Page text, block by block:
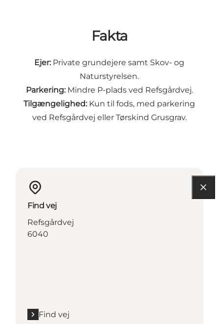
Fakta
Ejer: Private grundejere samt Skov- og
Naturstyrelsen.
Parkering: Mindre P-plads ved Refsgårdvej.
Tilgængelighed: Kun til fods, med parkering
ved Refsgårdvej eller Tørskind Grusgrav.
Find vej
Refsgårdvej
6040
Find vej